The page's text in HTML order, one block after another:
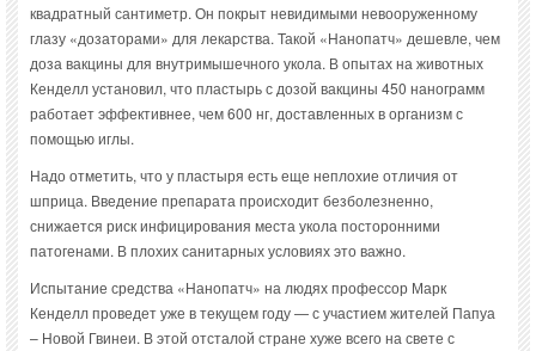
квадратный сантиметр. Он покрыт невидимыми невооруженному
глазу «дозаторами» для лекарства. Такой «Нанопатч» дешевле, чем
доза вакцины для внутримышечного укола. В опытах на животных
Кенделл установил, что пластырь с дозой вакцины 450 нанограмм
работает эффективнее, чем 600 нг, доставленных в организм с
помощью иглы.
Надо отметить, что у пластыря есть еще неплохие отличия от
шприца. Введение препарата происходит безболезненно,
снижается риск инфицирования места укола посторонними
патогенами. В плохих санитарных условиях это важно.
Испытание средства «Нанопатч» на людях профессор Марк
Кенделл проведет уже в текущем году — с участием жителей Папуа
– Новой Гвинеи. В этой отсталой стране хуже всего на свете с